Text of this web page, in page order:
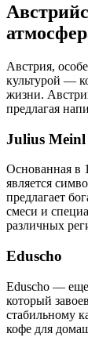
Австрия,
культурой —
жизни.
предлагая
Julius Meinl
Основанная в
является
предлагает
смеси и
различных
Eduscho
Eduscho —
который
стабильному
кофе для